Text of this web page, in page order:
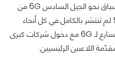
سجّلت هواوي حضورًا قويًا في السباق نحو الجيل السادس 6G من
الاتصالات، وعلى الرغم من أنّ 5G لم تنتشر بالكامل في كل أنحاء
العالم فإنّ وتيرة البحث والتطوير تتسارع لـ 6G مع دخول شركات كبرى
اللاعبين الرئيسيين.